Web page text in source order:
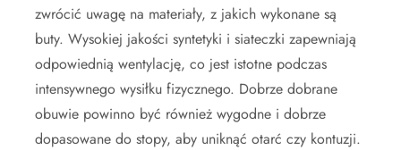
zwrócić uwagę na materiały, z jakich wykonane są
buty. Wysokiej jakości syntetyki i siateczki zapewniają
odpowiednią wentylację, co jest istotne podczas
intensywnego wysiłku fizycznego. Dobrze dobrane
obuwie powinno być również wygodne i dobrze
dopasowane do stopy, aby uniknąć otarć czy kontuzji.